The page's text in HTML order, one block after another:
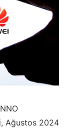
Ağustos 2024